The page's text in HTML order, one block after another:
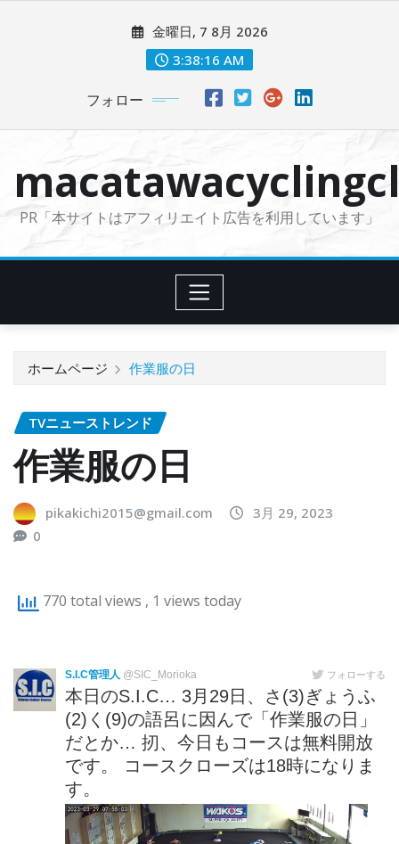
に
金曜日, 7 8月 2026
3:38:17 AM
フォロー
PR「本サイトはアフィリエイト広告を利用しています」
ホームページ 作業服の日
TVニューストレンド
作業服の日
pikakichi2015@gmail.com
3月 29, 2023
0
770 total views , 1 views today
S.I.C管理人 @SIC_Morioka フォローする
本日のS.I.C… 3月29日、さ(3)ぎょうふ
(2)く(9)の語呂に因んで「作業服の日」
だとか… 扨、今日もコースは無料開放
です。 コースクローズは18時になりま
す。